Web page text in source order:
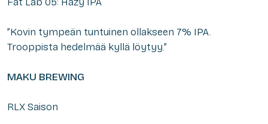
”Kovin tympeän tuntuinen ollakseen 7% IPA.
Trooppista hedelmää kyllä löytyy.”
MAKU BREWING
RLX Saison